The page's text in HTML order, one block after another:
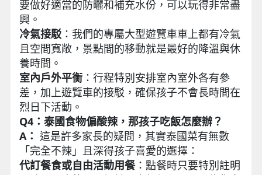
要做好適當的防曬和補充水份，可以玩得非常盡
興。
冷氣接駁：我們的專屬大型遊覽車車上都有冷氣
且空間寬敞，景點間的移動就是最好的降溫與休
養時間。
室內戶外平衡：行程特別安排室內室外各有參
差，加上遊覽車的接駁，確保孩子不會長時間在
烈日下活動。
Q4：泰國食物偏酸辣，那孩子吃飯怎麼辦？
A： 這是許多家長的疑問，其實泰國菜有無數
「完全不辣」且深得孩子喜愛的選擇：
代訂餐食或自由活動用餐：點餐時只要特別註明